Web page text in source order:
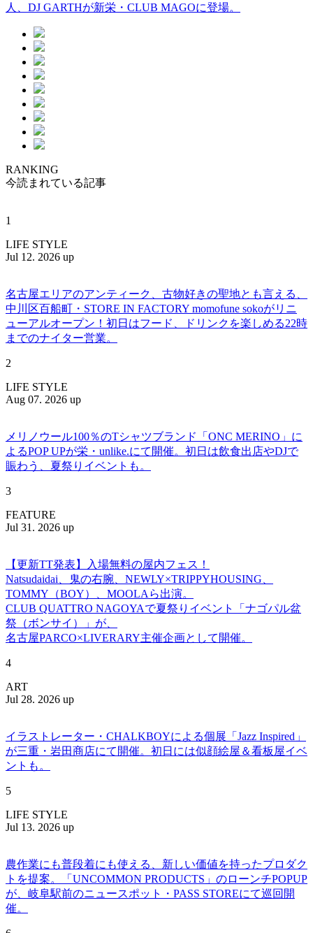
人、DJ GARTHが新栄・CLUB MAGOに登場。
RANKING
今読まれている記事
1
LIFE STYLE
Jul 12. 2026 up
名古屋エリアのアンティーク、古物好きの聖地とも言える、
中川区百船町・STORE IN FACTORY momofune sokoがリニ
ューアルオープン！初日はフード、ドリンクを楽しめる22時
までのナイター営業。
2
LIFE STYLE
Aug 07. 2026 up
メリノウール100％のTシャツブランド「ONC MERINO」に
よるPOP UPが栄・unlike.にて開催。初日は飲食出店やDJで
賑わう、夏祭りイベントも。
3
FEATURE
Jul 31. 2026 up
【更新TT発表】入場無料の屋内フェス！
Natsudaidai、鬼の右腕、NEWLY×TRIPPYHOUSING、
TOMMY（BOY）、MOOLAら出演。
CLUB QUATTRO NAGOYAで夏祭りイベント「ナゴパル盆
祭（ボンサイ）」が、
名古屋PARCO×LIVERARY主催企画として開催。
4
ART
Jul 28. 2026 up
イラストレーター・CHALKBOYによる個展「Jazz Inspired」
が三重・岩田商店にて開催。初日には似顔絵屋＆看板屋イベ
ントも。
5
LIFE STYLE
Jul 13. 2026 up
農作業にも普段着にも使える、新しい価値を持ったプロダク
トを提案。「UNCOMMON PRODUCTS」のローンチPOPUP
が、岐阜駅前のニュースポット・PASS STOREにて巡回開
催。